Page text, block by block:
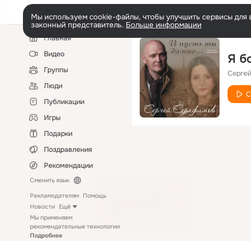
Мы используем cookie-файлы, чтобы улучшить сервисы для
законный представитель. Больше информации
Левая
колонкаГлавная
Видео
Группы
Люди
Публикации
Игры
Подарки
Поздравления
Рекомендации
Сменить язык
Рекламодателям Помощь
Новости Ещё
Мы применяем
рекомендательные технологии
Подробнее
Я